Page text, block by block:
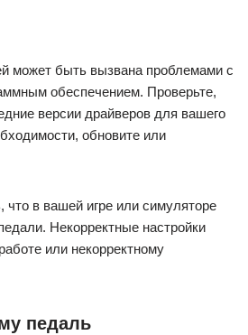
может быть вызвана проблемами с
обеспечением. Проверьте,
версии драйверов для вашего
обновите или
что в вашей игре или симуляторе
Некорректные настройки
или некорректному
педаль